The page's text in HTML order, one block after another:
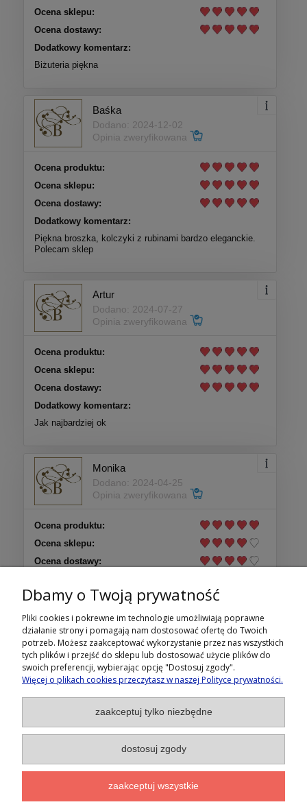
Ocena sklepu:
Ocena dostawy:
Dodatkowy komentarz:
Biżuteria piękna
Baśka
Dodano: 2024-12-02
Opinia zweryfikowana
Ocena produktu:
Ocena sklepu:
Ocena dostawy:
Dodatkowy komentarz:
Piękna broszka, kolczyki z rubinami bardzo eleganckie.
Polecam sklep
Artur
Dodano: 2024-07-27
Opinia zweryfikowana
Ocena produktu:
Ocena sklepu:
Ocena dostawy:
Dodatkowy komentarz:
Jak najbardziej ok
Monika
Dodano: 2024-04-25
Opinia zweryfikowana
Ocena produktu:
Ocena sklepu:
Ocena dostawy:
Sprawna dostawa
Więcej opinii
Warunki zakupów
Moje konto
Informacje
O sklepie
Dbamy o Twoją prywatność
Pliki cookies i pokrewne im technologie umożliwiają poprawne
działanie strony i pomagają nam dostosować ofertę do Twoich
potrzeb. Możesz zaakceptować wykorzystanie przez nas wszystkich
tych plików i przejść do sklepu lub dostosować użycie plików do
swoich preferencji, wybierając opcję "Dostosuj zgody".
Więcej o plikach cookies przeczytasz w naszej Polityce prywatności.
zaakceptuj tylko niezbędne
dostosuj zgody
zaakceptuj wszystkie
- 15% na pierwsze zamówienie
Zapisz się na nasz newsletter